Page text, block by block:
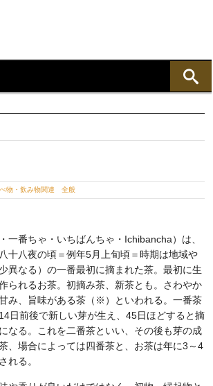
物・飲み物関連 全般
一番ちゃ・いちばんちゃ・Ichibancha）は、
十八夜の頃＝例年5月上旬頃＝時期は地域や
異なる）の一番最初に摘まれた茶。最初に生
られるお茶。初摘み茶、新茶とも。さわやか
み、旨味がある茶（※）といわれる。一番茶
日前後で新しい芽が生え、45日ほどすると摘
なる。これを二番茶といい、その後も芽の成
、場合によっては四番茶と、お茶は年に3～4
れる。